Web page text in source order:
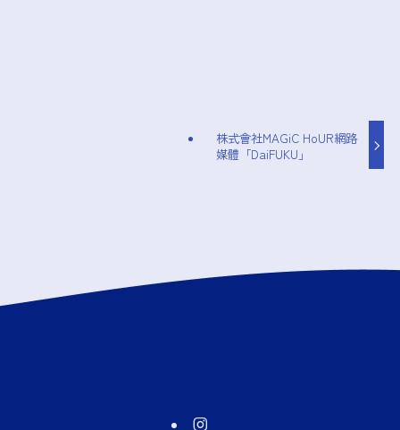
株式會社MAGiC HoUR網路
媒體「DaiFUKU」